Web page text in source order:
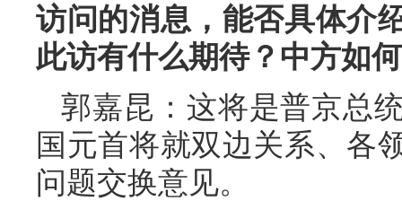
访问的消息，能否具体介
此访有什么期待？中方如
郭嘉昆：这将是普京总
国元首将就双边关系、各
问题交换意见。